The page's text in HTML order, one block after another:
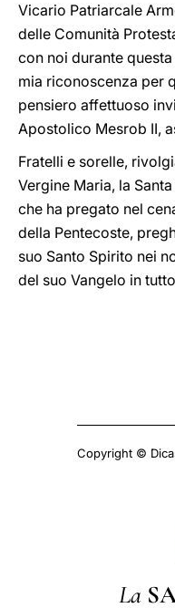
Vicario Patriarcale
delle Comunità
con noi durante
mia riconoscenza per
pensiero affettuoso
Apostolico Mesrob II,
Fratelli e sorelle,
Vergine Maria, la
che ha pregato nel
della Pentecoste,
suo Santo Spirito nei
del suo Vangelo in
Copyright ©
La